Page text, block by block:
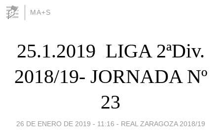
MA+S
25.1.2019  LIGA 2ªDiv.
2018/19- JORNADA Nº
23
26 DE ENERO DE 2019 - 11:16 - REAL ZARAGOZA 2018/19